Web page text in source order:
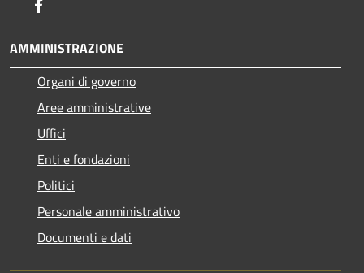
AMMINISTRAZIONE
Organi di governo
Aree amministrative
Uffici
Enti e fondazioni
Politici
Personale amministrativo
Documenti e dati